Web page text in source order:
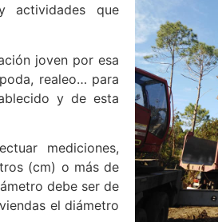
actividades que
joven por esa
realeo… para
y de esta
mediciones,
(cm) o más de
debe ser de
el diámetro